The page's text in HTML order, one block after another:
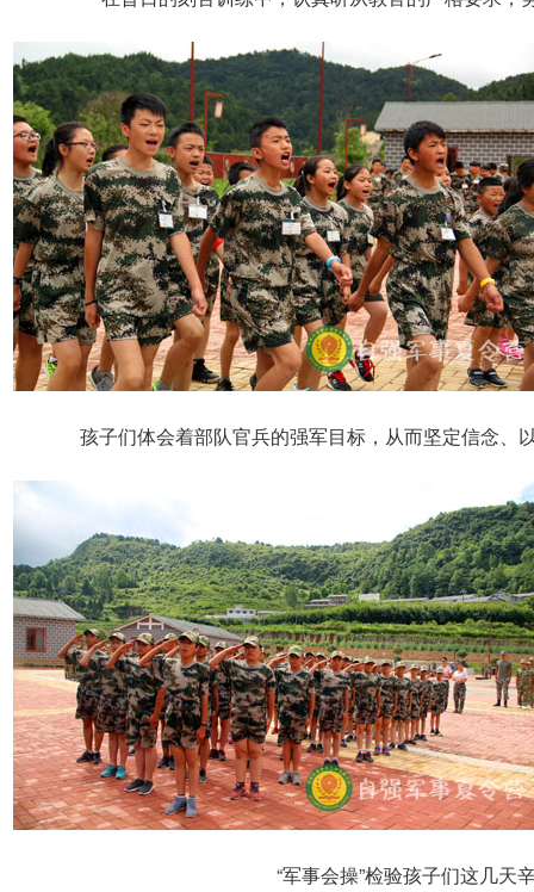
孩子们体会着部队官兵的强军目标，从而坚定信念
“军事会操”检验孩子们这几天